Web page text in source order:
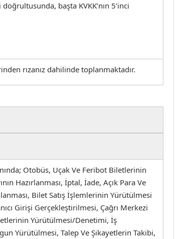
başta KVKK’nın 5’inci
rızanız dahilinde toplanmaktadır.
Otobüs, Uçak Ve Feribot Biletlerinin
Hazırlanması, İptal, İade, Açık Para Ve
Bilet Satış İşlemlerinin Yürütülmesi
Girişi Gerçekleştirilmesi, Çağrı Merkezi
Yürütülmesi/Denetimi, İş
Yürütülmesi, Talep Ve Şikayetlerin Takibi,